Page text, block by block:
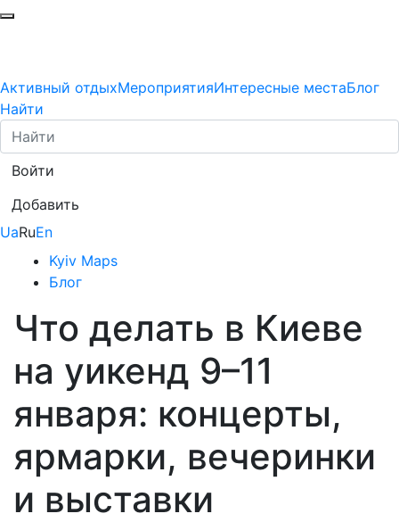
Активный отдыхМероприятияИнтересные местаБлог
Найти
Войти
Добавить
UaRuEn
Kyiv Maps
Блог
Что делать в Киеве
на уикенд 9–11
января: концерты,
ярмарки, вечеринки
и выставки